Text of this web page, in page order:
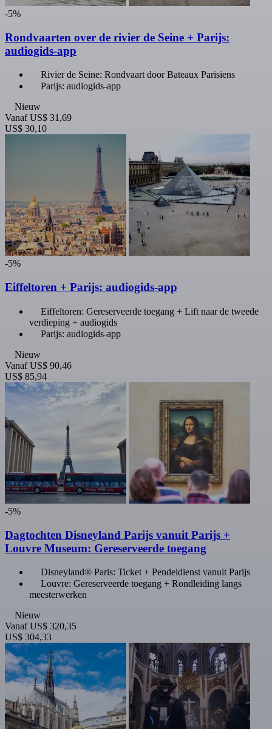
-5%
Rondvaarten over de rivier de Seine + Parijs:
audiogids-app
Rivier de Seine: Rondvaart door Bateaux Parisiens
Parijs: audiogids-app
Nieuw
Vanaf US$ 31,69
US$ 30,10
-5%
Eiffeltoren + Parijs: audiogids-app
Eiffeltoren: Gereserveerde toegang + Lift naar de tweede
verdieping + audiogids
Parijs: audiogids-app
Nieuw
Vanaf US$ 90,46
US$ 85,94
-5%
Dagtochten Disneyland Parijs vanuit Parijs +
Louvre Museum: Gereserveerde toegang
Disneyland® Paris: Ticket + Pendeldienst vanuit Parijs
Louvre: Gereserveerde toegang + Rondleiding langs
meesterwerken
Nieuw
Vanaf US$ 320,35
US$ 304,33